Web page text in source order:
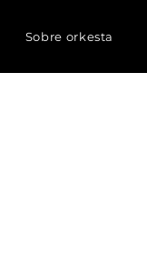
Sobre orkesta